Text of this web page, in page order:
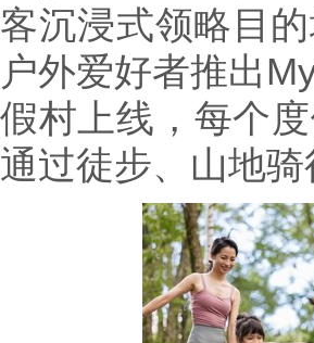
客沉浸式领略目
户外爱好者推出
假村上线，每个
通过徒步、山地